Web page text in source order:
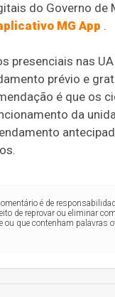
do Governo de
MG App .
presenciais nas
prévio e
é que os
da
é de
de reprovar ou eliminar
ou que contenham palavras